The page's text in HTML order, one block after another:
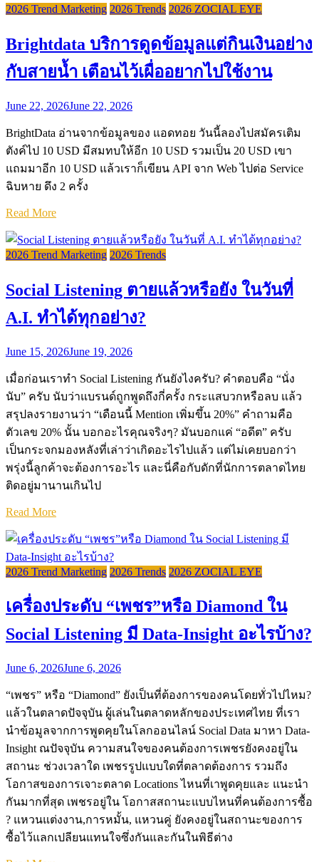
2026 Trend Marketing 2026 Trends 2026 ZOCIAL EYE
Brightdata บริการดูดข้อมูลแต่กินเงินอย่าง
กับสายน้ำ เตือนไว้เผื่ออยากไปใช้งาน
June 22, 2026June 22, 2026
BrightData อ่านจากข้อมูลของ แอดทอย วันนี้ลองไปสมัครเติม
ตังค์ไป 10 USD มีสมทบให้อีก 10 USD รวมเป็น 20 USD เขา
แถมมาอีก 10 USD แล้วเราก็เขียน API จาก Web ไปต่อ Service
ฉิบหาย ดึง 2 ครั้ง
Read More
2026 Trend Marketing 2026 Trends
Social Listening ตายแล้วหรือยัง ในวันที่
A.I. ทำได้ทุกอย่าง?
June 15, 2026June 19, 2026
เมื่อก่อนเราทำ Social Listening กันยังไงครับ? คำตอบคือ “นั่ง
นับ” ครับ นับว่าแบรนด์ถูกพูดถึงกี่ครั้ง กระแสบวกหรือลบ แล้ว
สรุปลงรายงานว่า “เดือนนี้ Mention เพิ่มขึ้น 20%” คำถามคือ
ตัวเลข 20% นั้น บอกอะไรคุณจริงๆ? มันบอกแค่ “อดีต” ครับ
เป็นกระจกมองหลังที่เล่าว่าเกิดอะไรไปแล้ว แต่ไม่เคยบอกว่า
พรุ่งนี้ลูกค้าจะต้องการอะไร และนี่คือกับดักที่นักการตลาดไทย
ติดอยู่มานานเกินไป
Read More
2026 Trend Marketing 2026 Trends 2026 ZOCIAL EYE
เครื่องประดับ “เพชร”หรือ Diamond ใน
Social Listening มี Data-Insight อะไรบ้าง?
June 6, 2026June 6, 2026
“เพชร” หรือ “Diamond” ยังเป็นที่ต้องการของคนโดยทั่วไปไหม?
แล้วในตลาดปัจจุบัน ผู้เล่นในตลาดหลักของประเทศไทย ที่เรา
นำข้อมูลจากการพูดคุยในโลกออนไลน์ Social Data มาหา Data-
Insight ณปัจจุบัน ความสนใจของคนต้องการเพชรยังคงอยู่ใน
สถานะ ช่วงเวลาใด เพชรรูปแบบใดที่ตลาดต้องการ รวมถึง
โอกาสของการเจาะตลาด Locations ไหนที่เาพูดคุยและ แนะนำ
กันมากที่สุด เพชรอยู่ใน โอกาสสถานะแบบไหนที่คนต้องการซื้อ
? แหวนแต่งงาน,การหมั้น, แหวนคู่ ยังคงอยู่ในสถานะของการ
ซื้อไว้แลกเปลียนแทนใจซึ่งกันและกันในพิธีต่าง